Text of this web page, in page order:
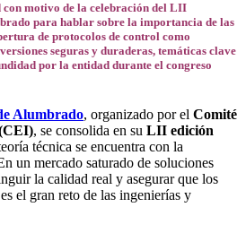
motivo de la celebración del LII
para hablar sobre la importancia de las
de protocolos de control como
seguras y duraderas, temáticas clave
por la entidad durante el congreso
Alumbrado, organizado por el Comité
, se consolida en su LII edición
técnica se encuentra con la
un mercado saturado de soluciones
la calidad real y asegurar que los
el gran reto de las ingenierías y